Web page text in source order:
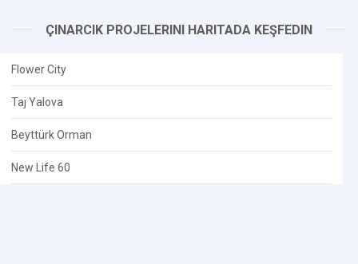
ÇINARCIK PROJELERINI HARITADA KEŞFEDIN
Flower City
Taj Yalova
Beyttürk Orman
New Life 60